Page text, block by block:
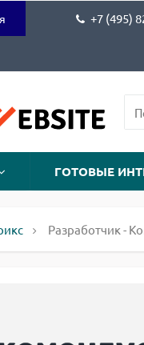
+7 (495)
ГОТОВЫЕ
Разработчик -